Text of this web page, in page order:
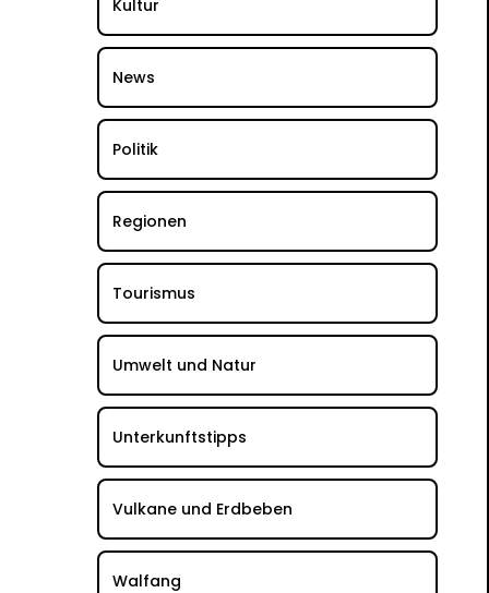
Kultur
News
Politik
Regionen
Tourismus
Umwelt und Natur
Unterkunftstipps
Vulkane und Erdbeben
Walfang